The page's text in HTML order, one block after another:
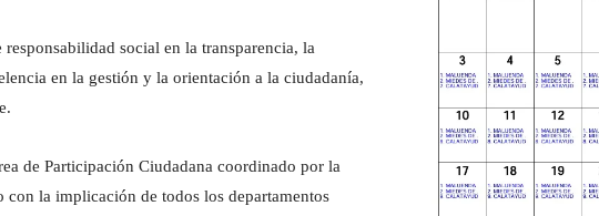
social en la transparencia, la
en la gestión y la orientación a la ciudadanía,
de Participación Ciudadana coordinado por la
la implicación de todos los departamentos